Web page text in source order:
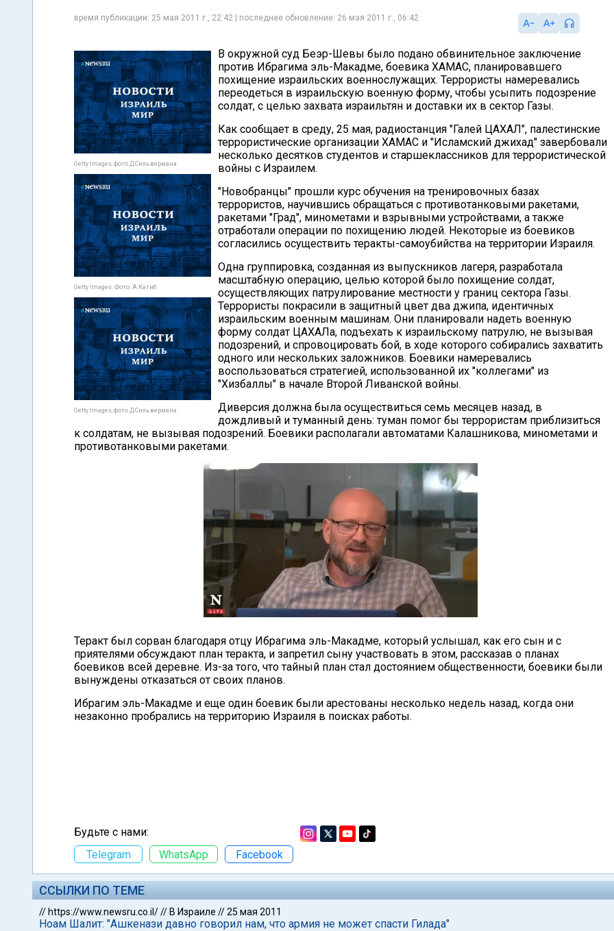
время публикации: 25 мая 2011 г., 22:42 | последнее обновление: 26 мая 2011 г., 06:42
Getty Images, фото Д.Сильвермана
Getty Images. Фото: А.Катиб
Getty Images, фото Д.Сильвермана
В окружной суд Беэр-Шевы было подано обвинительное заключение
против Ибрагима эль-Макадме, боевика ХАМАС, планировавшего
похищение израильских военнослужащих. Террористы намеревались
переодеться в израильскую военную форму, чтобы усыпить подозрение
солдат, с целью захвата израильтян и доставки их в сектор Газы.
Как сообщает в среду, 25 мая, радиостанция "Галей ЦАХАЛ", палестинские
террористические организации ХАМАС и "Исламский джихад" завербовали
несколько десятков студентов и старшеклассников для террористической
войны с Израилем.
"Новобранцы" прошли курс обучения на тренировочных базах
террористов, научившись обращаться с противотанковыми ракетами,
ракетами "Град", минометами и взрывными устройствами, а также
отработали операции по похищению людей. Некоторые из боевиков
согласились осуществить теракты-самоубийства на территории Израиля.
Одна группировка, созданная из выпускников лагеря, разработала
масштабную операцию, целью которой было похищение солдат,
осуществляющих патрулирование местности у границ сектора Газы.
Террористы покрасили в защитный цвет два джипа, идентичных
израильским военным машинам. Они планировали надеть военную
форму солдат ЦАХАЛа, подъехать к израильскому патрулю, не вызывая
подозрений, и спровоцировать бой, в ходе которого собирались захватить
одного или нескольких заложников. Боевики намеревались
воспользоваться стратегией, использованной их "коллегами" из
"Хизбаллы" в начале Второй Ливанской войны.
Диверсия должна была осуществиться семь месяцев назад, в
дождливый и туманный день: туман помог бы террористам приблизиться
к солдатам, не вызывая подозрений. Боевики располагали автоматами Калашникова, минометами и
противотанковыми ракетами.
Теракт был сорван благодаря отцу Ибрагима эль-Макадме, который услышал, как его сын и с
приятелями обсуждают план теракта, и запретил сыну участвовать в этом, рассказав о планах
боевиков всей деревне. Из-за того, что тайный план стал достоянием общественности, боевики были
вынуждены отказаться от своих планов.
Ибрагим эль-Макадме и еще один боевик были арестованы несколько недель назад, когда они
незаконно пробрались на территорию Израиля в поисках работы.
Будьте с нами:
Telegram
WhatsApp Facebook
ССЫЛКИ ПО ТЕМЕ
// https://www.newsru.co.il/// В Израиле //25 мая 2011
Ноам Шалит: "Ашкенази давно говорил нам, что армия не может спасти Гилада"